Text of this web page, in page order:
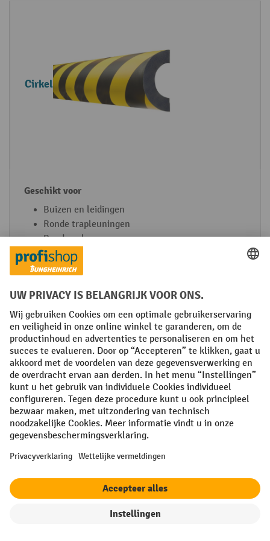
Sorteren op
Cirkel
Buizen en leidingen
Ronde trapleuningen
Ronde palen
Hoek
Loodrechte randen
Hoeken